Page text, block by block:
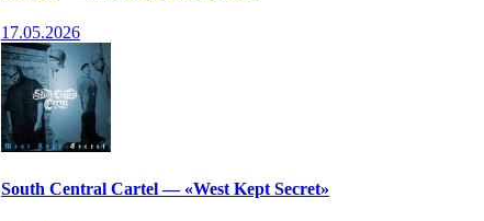
17.05.2026
South Central Cartel — «West Kept Secret»